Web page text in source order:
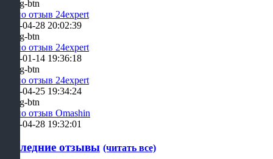
Аудио отзыв 24expert
2019-04-28 20:02:39
Аудио отзыв 24expert
2019-01-14 19:36:18
Аудио отзыв 24expert
2019-04-25 19:34:24
Аудио отзыв Omashin
2019-04-28 19:32:01
Последние отзывы (читать все)